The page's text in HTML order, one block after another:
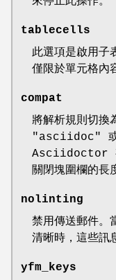
tablecells
此選項是啟用子
僅限於單元格內
compat
將解析規則切換
"asciidoc"
Asciidoctor 有
關閉塊圍欄的長
nolinting
禁用傳送郵件。
清晰時，這些訊
yfm_keys